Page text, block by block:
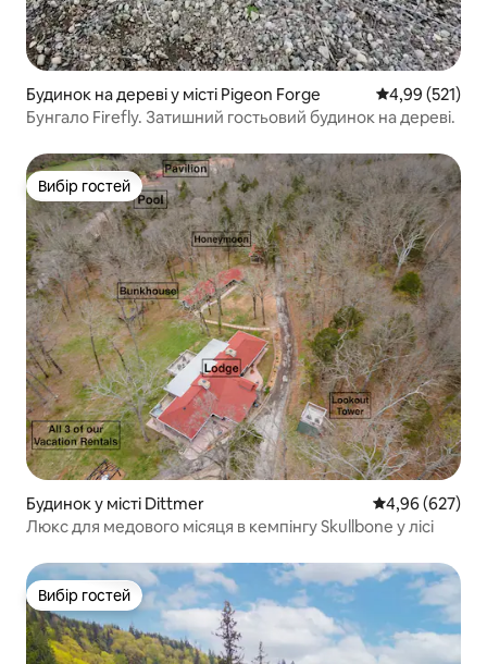
Будинок на дереві у місті Pigeon Forge Середня
4,99 (521)
Бунгало Firefly. Затишний гостьовий будинок на дереві.
Вибір гостей
Вибір гостей
Будинок у місті Dittmer Середня
4,96 (627)
Люкс для медового місяця в кемпінгу Skullbone у лісі
Вибір гостей
Вибір гостей